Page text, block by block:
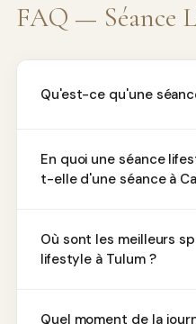
FAQ — Séance
Qu'est-ce qu'une
En quoi une séance
t-elle d'une séance à
Où sont les meilleurs
lifestyle à Tulum ?
Quel moment de la